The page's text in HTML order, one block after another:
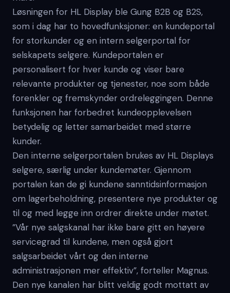
Løsningen for HL Display ble Gung B2B og B2S,
som i dag har to hovedfunksjoner: en kundeportal
for storkunder og en intern selgerportal for
selskapets selgere. Kundeportalen er
personalisert for hver kunde og viser bare
relevante produkter og tjenester, noe som både
forenkler og fremskynder ordreleggingen. Denne
funksjonen har forbedret kundeopplevelsen
betydelig og letter samarbeidet med større
kunder.
Den interne selgerportalen brukes av HL Displays
selgere, særlig under kundemøter. Gjennom
portalen kan de gi kundene sanntidsinformasjon
om lagerbeholdning, presentere nye produkter og
til og med legge inn ordrer direkte under møtet.
”Vår nye salgskanal har ikke bare gitt en høyere
servicegrad til kundene, men også gjort
salgsarbeidet vårt og den interne
administrasjonen mer effektiv”, forteller Magnus.
Den nye kanalen har blitt veldig godt mottatt av